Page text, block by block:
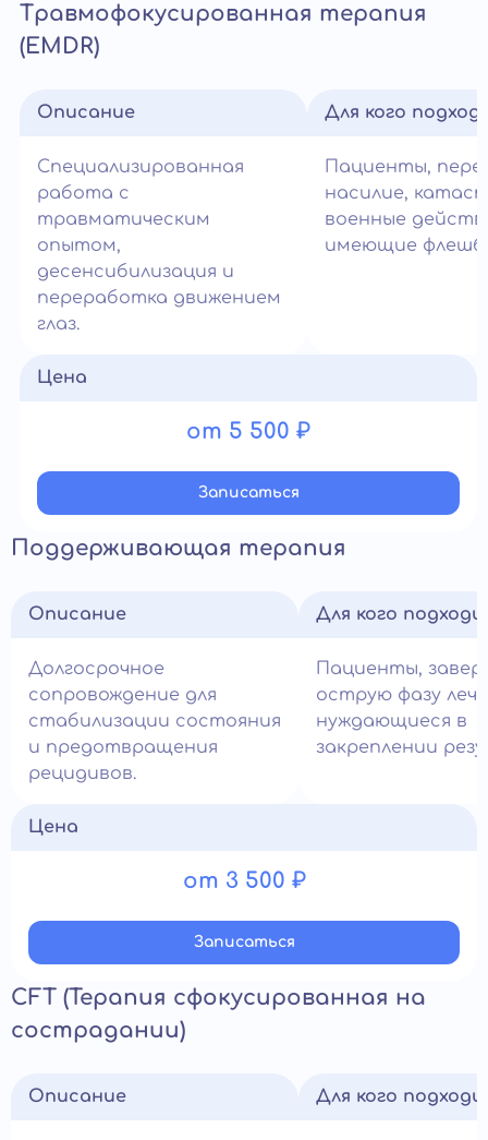
Травмофокусированная терапия
(EMDR)
Описание
Специализированная
работа с
травматическим
опытом,
десенсибилизация и
переработка движением
глаз.
Для кого
Пациенты,
насилие,
военные
имеющие
Цена
от 5 500 ₽
Записатьcя
Поддерживающая терапия
Описание
Долгосрочное
сопровождение для
стабилизации состояния
и предотвращения
рецидивов.
Для кого
Пациенты,
острую фазу
нуждающиеся в
закреплении
Цена
от 3 500 ₽
Записатьcя
CFT (Терапия сфокусированная на
сострадании)
Описание Для кого